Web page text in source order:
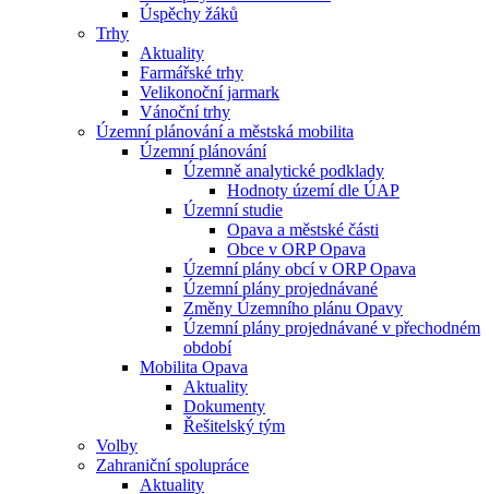
Úspěchy žáků
Trhy
Aktuality
Farmářské trhy
Velikonoční jarmark
Vánoční trhy
Územní plánování a městská mobilita
Územní plánování
Územně analytické podklady
Hodnoty území dle ÚAP
Územní studie
Opava a městské části
Obce v ORP Opava
Územní plány obcí v ORP Opava
Územní plány projednávané
Změny Územního plánu Opavy
Územní plány projednávané v přechodném
období
Mobilita Opava
Aktuality
Dokumenty
Řešitelský tým
Volby
Zahraniční spolupráce
Aktuality